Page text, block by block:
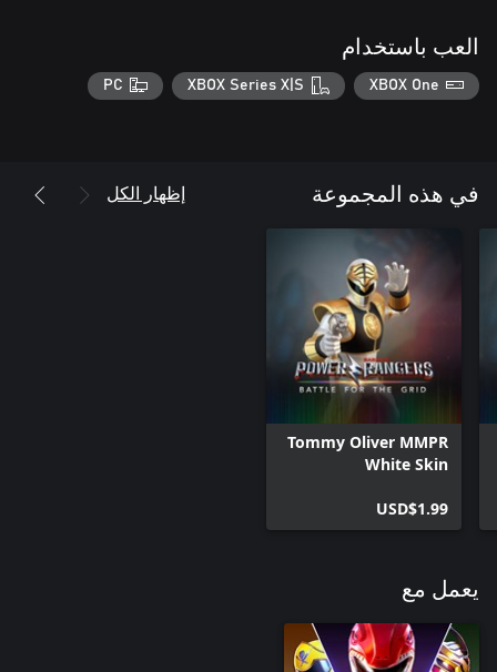
العب باستخدام
XBOX One
XBOX Series X|S
PC
في هذه المجموعة إظهار الكل
Tommy Oliver MMPR
White Skin
USD$1.99
يعمل مع